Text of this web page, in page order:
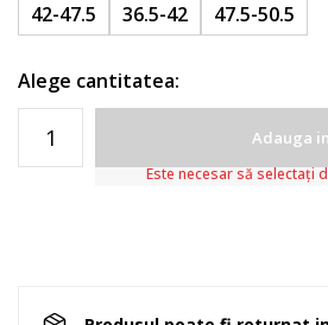
42-47.5 36.5-42 47.5-50.5
Alege cantitatea:
Adauga
Este necesar să selectați